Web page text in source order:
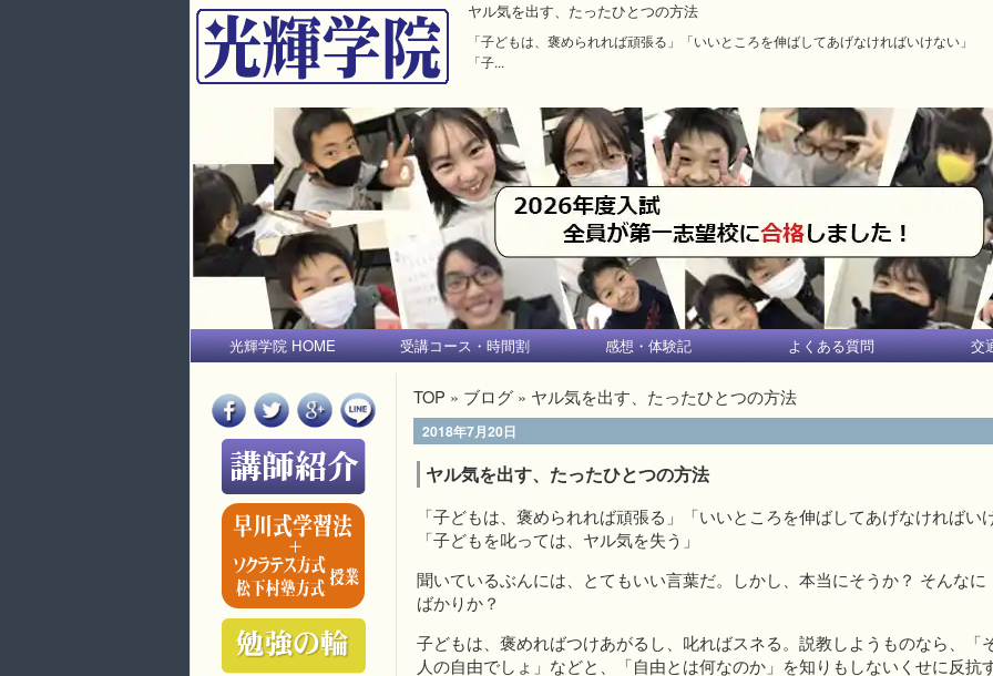
ヤル気を出す、たったひとつの方法
「子どもは、褒められれば頑張る」「いいところを伸ばしてあげなければいけない」
「子...
光輝学院 HOME 受講コース・時間割 感想・体験記 よくある質問 交
TOP » ブログ » ヤル気を出す、たったひとつの方法
2018年7月20日
ヤル気を出す、たったひとつの方法
「子どもは、褒められれば頑張る」「いいところを伸ばしてあげなければい
「子どもを叱っては、ヤル気を失う」
聞いているぶんには、とてもいい言葉だ。しかし、本当にそうか？ そんなに
ばかりか？
子どもは、褒めればつけあがるし、叱ればスネる。説教しようものなら、「
人の自由でしょ」などと、「自由とは何なのか」を知りもしないくせに反抗